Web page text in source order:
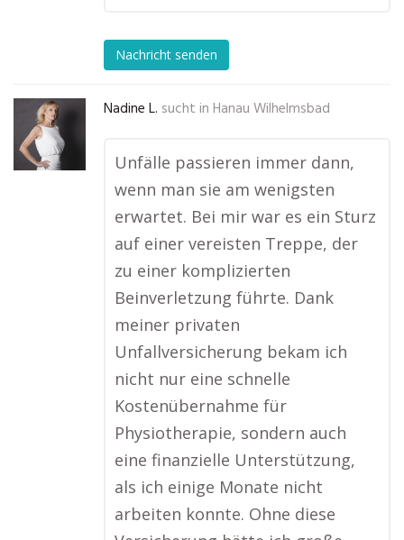
Nachricht senden
Nadine L. sucht in Hanau Wilhelmsbad
Unfälle passieren immer dann,
wenn man sie am wenigsten
erwartet. Bei mir war es ein Sturz
auf einer vereisten Treppe, der
zu einer komplizierten
Beinverletzung führte. Dank
meiner privaten
Unfallversicherung bekam ich
nicht nur eine schnelle
Kostenübernahme für
Physiotherapie, sondern auch
eine finanzielle Unterstützung,
als ich einige Monate nicht
arbeiten konnte. Ohne diese